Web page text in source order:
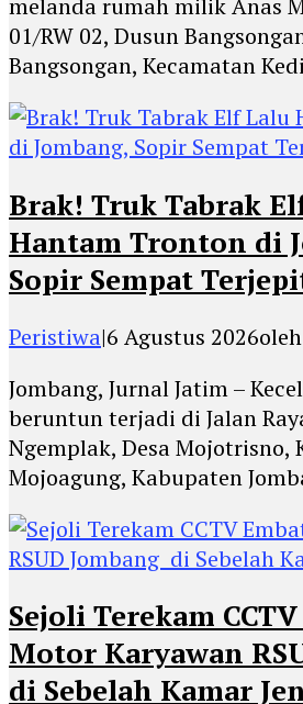
melanda rumah milik Anas
01/RW 02, Dusun
Bangsongan, Kecamatan
Brak! Truk Tabrak
Hantam Tronton di
Sopir Sempat
Peristiwa|6 Agustus 2026oleh
Jombang, Jurnal Jatim –
beruntun terjadi di Jalan
Ngemplak, Desa Mojotrisno,
Mojoagung, Kabupaten
Sejoli Terekam
Motor Karyawan
di Sebelah Kamar